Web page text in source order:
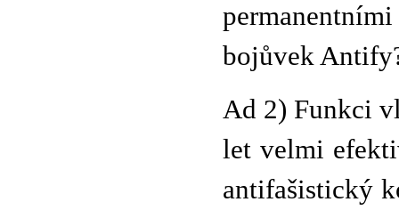
bojůvek
Ad 2) Funkci
let velmi
antifašistický